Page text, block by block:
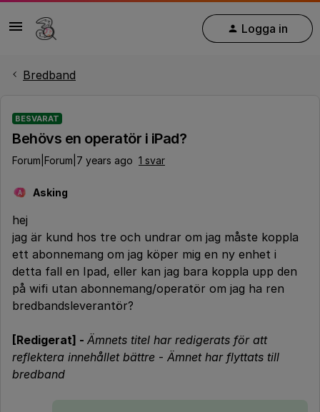
Logga in
Bredband
BESVARAT
Behövs en operatör i iPad?
Forum|Forum|7 years ago 1 svar
A Asking
hej
jag är kund hos tre och undrar om jag måste koppla
ett abonnemang om jag köper mig en ny enhet i
detta fall en Ipad, eller kan jag bara koppla upp den
på wifi utan abonnemang/operatör om jag ha ren
bredbandsleverantör?
[Redigerat] - Ämnets titel har redigerats för att
reflektera innehållet bättre - Ämnet har flyttats till
bredband